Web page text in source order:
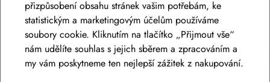
Dámská bunda SILVINI Asprino WJ2516
přizpůsobení obsahu stránek vašim potřebám, ke
statistickým a marketingovým účelům používáme
soubory cookie. Kliknutím na tlačítko „Přijmout vše“
nám udělíte souhlas s jejich sběrem a zpracováním a
my vám poskytneme ten nejlepší zážitek z nakupování.